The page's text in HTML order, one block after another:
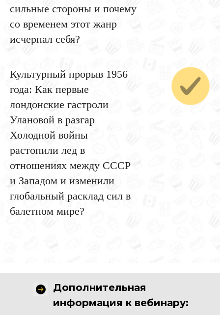
сильные стороны и почему
со временем этот жанр
исчерпал себя?
Культурный прорыв 1956
года: Как первые
лондонские гастроли
Улановой в разгар
Холодной войны
растопили лед в
отношениях между СССР
и Западом и изменили
глобальный расклад сил в
балетном мире?
Дополнительная
информация к вебинару: